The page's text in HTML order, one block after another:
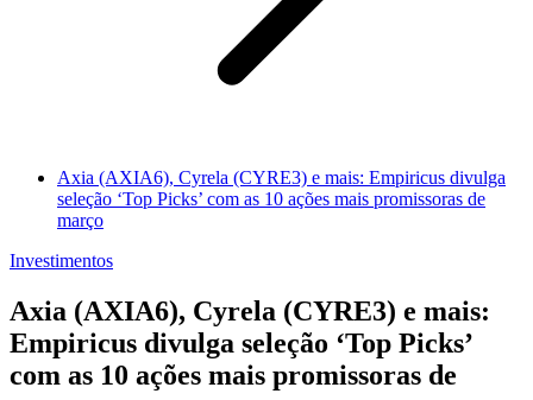
Axia (AXIA6), Cyrela (CYRE3) e mais: Empiricus divulga
seleção ‘Top Picks’ com as 10 ações mais promissoras de
março
Investimentos
Axia (AXIA6), Cyrela (CYRE3) e mais:
Empiricus divulga seleção ‘Top Picks’
com as 10 ações mais promissoras de